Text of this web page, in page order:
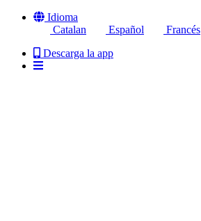
Idioma
Catalan
Español Francés
Descarga la app